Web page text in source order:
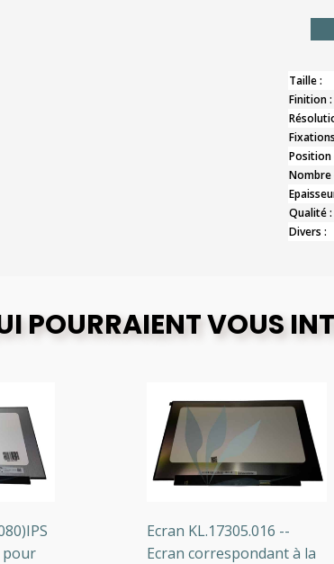
Taille :
Finition :
Position
Nombre
Qualité :
Divers :
POURRAIENT VOUS
Ecran KL.17305.016 --
Ecran correspondant à la